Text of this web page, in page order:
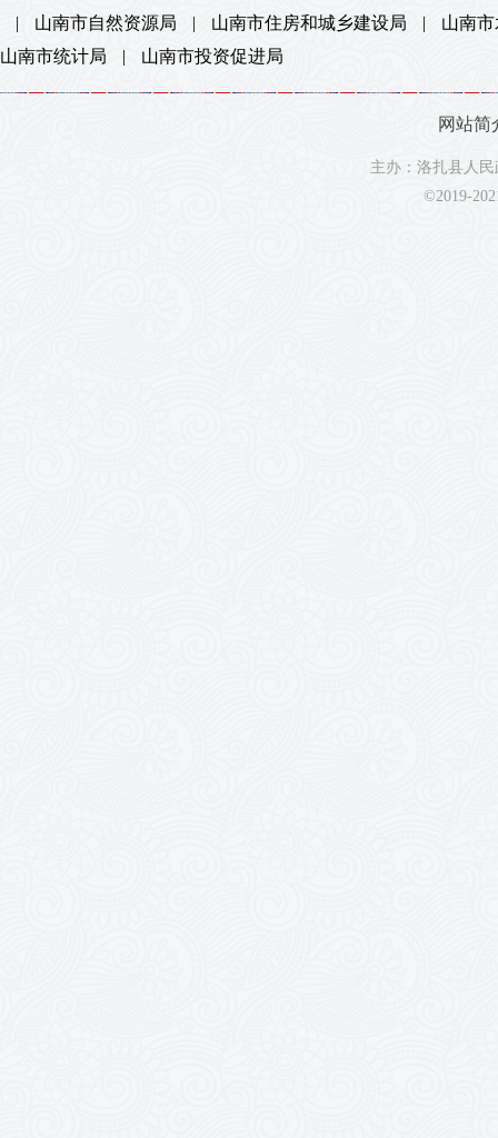
|
山南市自然资源局 | 山南市住房和城乡建设局 |
山南
山南市统计局
| 山南市投资促进局
网站简
主办：洛扎县人
©2019-